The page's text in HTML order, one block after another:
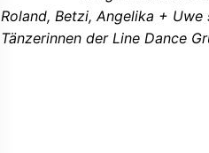
Roland, Betzi, Angelika +
Tänzerinnen der Line Dance